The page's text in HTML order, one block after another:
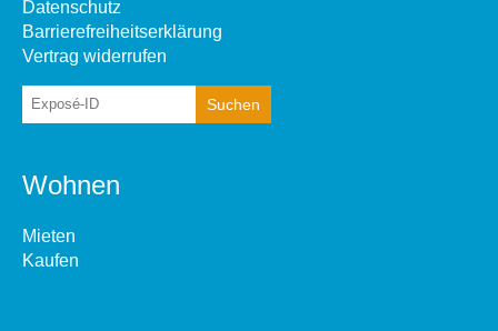
Datenschutz
Barrierefreiheitserklärung
Vertrag widerrufen
Wohnen
Mieten
Kaufen